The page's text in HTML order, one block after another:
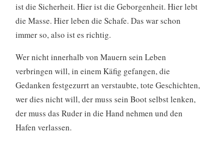
ist die Sicherheit. Hier ist die Geborgenheit. Hier lebt
die Masse. Hier leben die Schafe. Das war schon
immer so, also ist es richtig.
Wer nicht innerhalb von Mauern sein Leben
verbringen will, in einem Käfig gefangen, die
Gedanken festgezurrt an verstaubte, tote Geschichten,
wer dies nicht will, der muss sein Boot selbst lenken,
der muss das Ruder in die Hand nehmen und den
Hafen verlassen.